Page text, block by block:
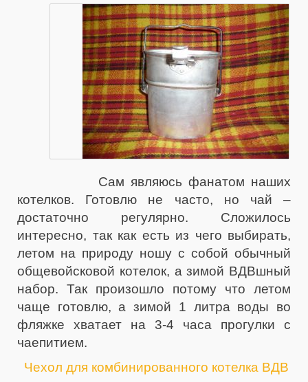
Сам являюсь фанатом наших
котелков. Готовлю не часто, но чай –
достаточно регулярно. Сложилось
интересно, так как есть из чего выбирать,
летом на природу ношу с собой обычный
общевойсковой котелок, а зимой ВДВшный
набор. Так произошло потому что летом
чаще готовлю, а зимой 1 литра воды во
фляжке хватает на 3-4 часа прогулки с
чаепитием.
Чехол для комбинированного котелка ВДВ